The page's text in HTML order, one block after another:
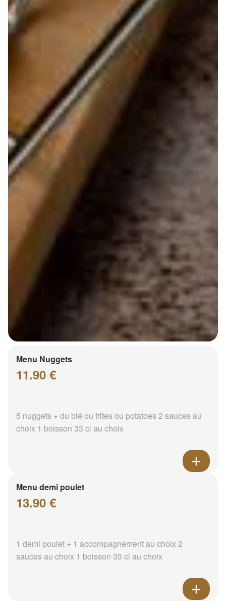
Menu Nuggets
11.90 €
5 nuggets + du blé ou frites ou potatoes 2 sauces au
choix 1 boisson 33 cl au choix
Menu demi poulet
13.90 €
1 demi poulet + 1 accompagnement au choix 2
sauces au choix 1 boisson 33 cl au choix